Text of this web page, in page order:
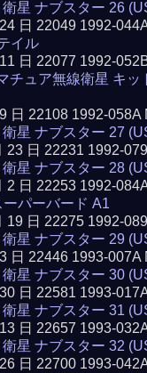
星 ナブスター 26
日 22049 1992-
イル
日 22077 1992-
チュア無線衛星 キッ
日 22108 1992-058A
星 ナブスター 27
23 日 22231 1992-
星 ナブスター 28
2 日 22253 1992-
パーバード A1
19 日 22275 1992-
星 ナブスター 29
日 22446 1993-007A
星 ナブスター 30
日 22581 1993-
星 ナブスター 31
日 22657 1993-
星 ナブスター 32
日 22700 1993-